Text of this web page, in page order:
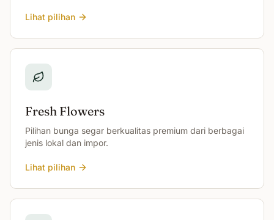
Lihat pilihan
Fresh Flowers
Pilihan bunga segar berkualitas premium dari berbagai
jenis lokal dan impor.
Lihat pilihan